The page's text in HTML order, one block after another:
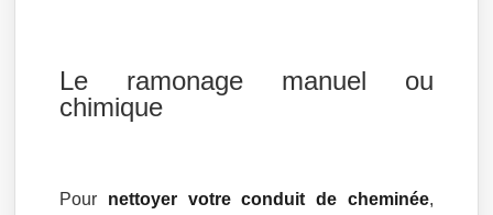
Le ramonage manuel ou
chimique
Pour nettoyer votre conduit de cheminée,